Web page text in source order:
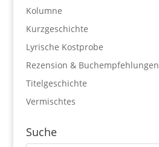
Kolumne
Kurzgeschichte
Lyrische Kostprobe
Rezension & Buchempfehlungen
Titelgeschichte
Vermischtes
Suche